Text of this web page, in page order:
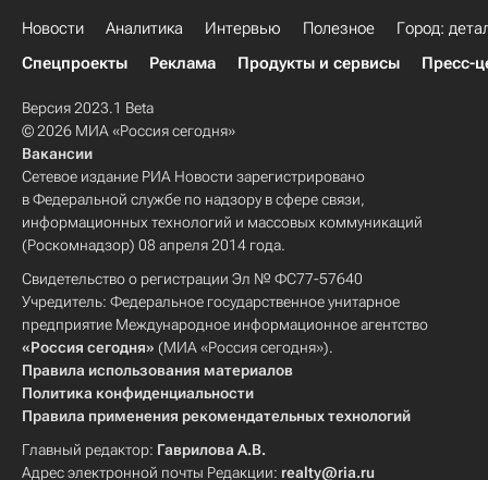
Новости Аналитика Интервью Полезное
Город:
Спецпроекты
Реклама Продукты и сервисы Пресс-
Версия 2023.1 Beta
© 2026 МИА «Россия сегодня»
Вакансии
Сетевое издание РИА Новости зарегистрировано
в Федеральной службе по надзору в сфере связи,
информационных технологий и массовых коммуникаций
(Роскомнадзор) 08 апреля 2014 года.
Свидетельство о регистрации Эл № ФС77-57640
Учредитель: Федеральное государственное унитарное
предприятие Международное информационное агентство
«Россия сегодня» (МИА «Россия сегодня»).
Правила использования материалов
Политика конфиденциальности
Правила применения рекомендательных технологий
Главный редактор: Гаврилова А.В.
Адрес электронной почты Редакции: realty@ria.ru